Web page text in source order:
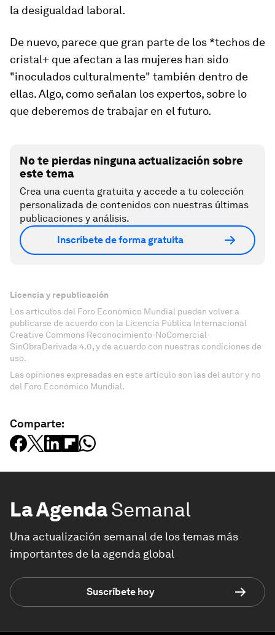
la desigualdad laboral.
De nuevo, parece que gran parte de los *techos de
cristal+ que afectan a las mujeres han sido
"inoculados culturalmente" también dentro de
ellas. Algo, como señalan los expertos, sobre lo
que deberemos de trabajar en el futuro.
No te pierdas ninguna actualización sobre
este tema
Crea una cuenta gratuita y accede a tu colección
personalizada de contenidos con nuestras últimas
publicaciones y análisis.
Inscríbete de forma gratuita
Licencia y republicación
Los artículos del Foro Económico Mundial pueden volver a
publicarse de acuerdo con la Licencia Pública Internacional
Creative Commons Reconocimiento-NoComercial-
SinObraDerivada 4.0, y de acuerdo con nuestras condiciones de
uso.
Las opiniones expresadas en este artículo son las del autor y no
del Foro Económico Mundial.
Comparte:
La AgendaSemanal
Una actualización semanal de los temas más
importantes de la agenda global
Suscríbete hoy